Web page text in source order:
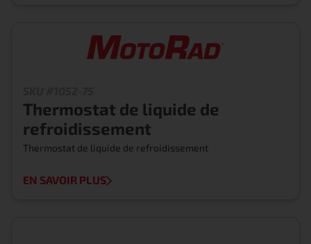
Thermostat de liquide de
refroidissement
Thermostat de liquide de refroidissement
EN SAVOIR PLUS